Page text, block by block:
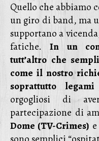
Quello che abbiamo
un giro di band, ma
supportano a
fatiche.In un
tutt’altro che
come il nostro
soprattutto
orgogliosi di
partecipazione di
Dome (TV-Crimes) e